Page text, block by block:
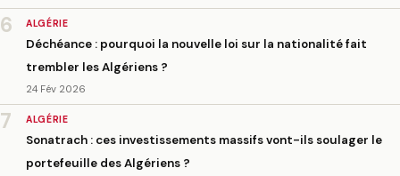
6 ALGÉRIE
Déchéance : pourquoi la nouvelle loi sur la nationalité fait
trembler les Algériens ?
24 Fév 2026
7 ALGÉRIE
Sonatrach : ces investissements massifs vont-ils soulager le
portefeuille des Algériens ?